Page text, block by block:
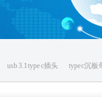
usb 3.1 type c插头 type c沉板